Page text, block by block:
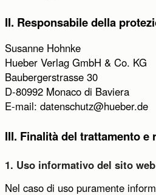
II. Responsabile della
Susanne Hohnke
Hueber Verlag GmbH & Co. KG
Baubergerstrasse 30
D-80992 Monaco di Baviera
E-mail: datenschutz@hueber.de
III. Finalità del trattamento e
1. Uso informativo del sito web
Nel caso di uso puramente